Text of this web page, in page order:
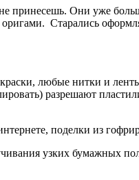
принесешь. Они уже
Старались
любые нитки и
разрешают
поделки из
узких бумажных